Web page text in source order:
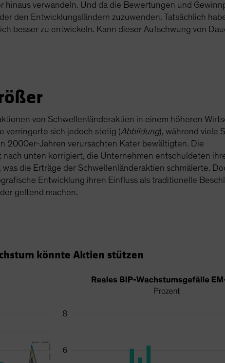
verwandeln. Und da die Bewertungen und
den Entwicklungsländern zuzuwenden. Tatsächlich
besser zu entwickeln. Kann dieser Aufschwung von
von Schwellenländeraktien in einem höheren
verringerte sich jedoch stetig (Abbildung), während viele
2000er-Jahren verursachten Kater bewältigten. Die
unten korrigiert, die Unternehmen entschuldeten
die Erträge der Schwellenländeraktien schmälerte.
Entwicklung ihren Einfluss als traditionelle
geltend machen.
könnte Aktien stützen